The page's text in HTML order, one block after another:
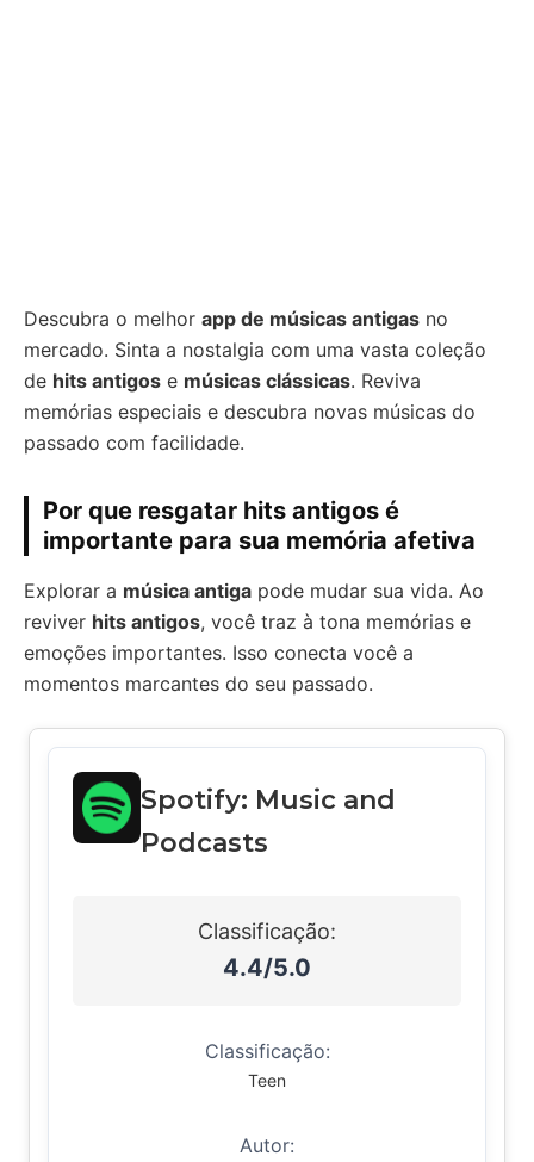
Descubra o melhor app de músicas antigas no
mercado. Sinta a nostalgia com uma vasta coleção
de hits antigos e músicas clássicas. Reviva
memórias especiais e descubra novas músicas do
passado com facilidade.
Por que resgatar hits antigos é
importante para sua memória afetiva
Explorar a música antiga pode mudar sua vida. Ao
reviver hits antigos, você traz à tona memórias e
emoções importantes. Isso conecta você a
momentos marcantes do seu passado.
Spotify: Music and
Podcasts
Classificação:
4.4/5.0
Classificação:
Teen
Autor: